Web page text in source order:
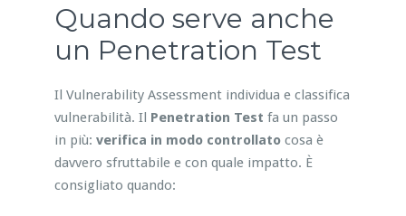
Quando serve anche
un Penetration Test
Il Vulnerability Assessment individua e classifica
vulnerabilità. Il Penetration Test fa un passo
in più: verifica in modo controllatocosa è
davvero sfruttabile e con quale impatto. È
consigliato quando: